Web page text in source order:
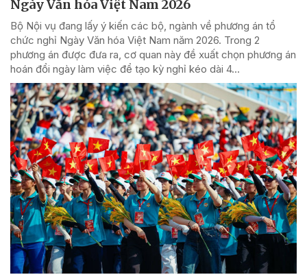
Ngày Văn hóa Việt Nam 2026
Bộ Nội vụ đang lấy ý kiến các bộ, ngành về phương án tổ
chức nghỉ Ngày Văn hóa Việt Nam năm 2026. Trong 2
phương án được đưa ra, cơ quan này đề xuất chọn phương án
hoán đổi ngày làm việc để tạo kỳ nghỉ kéo dài 4...